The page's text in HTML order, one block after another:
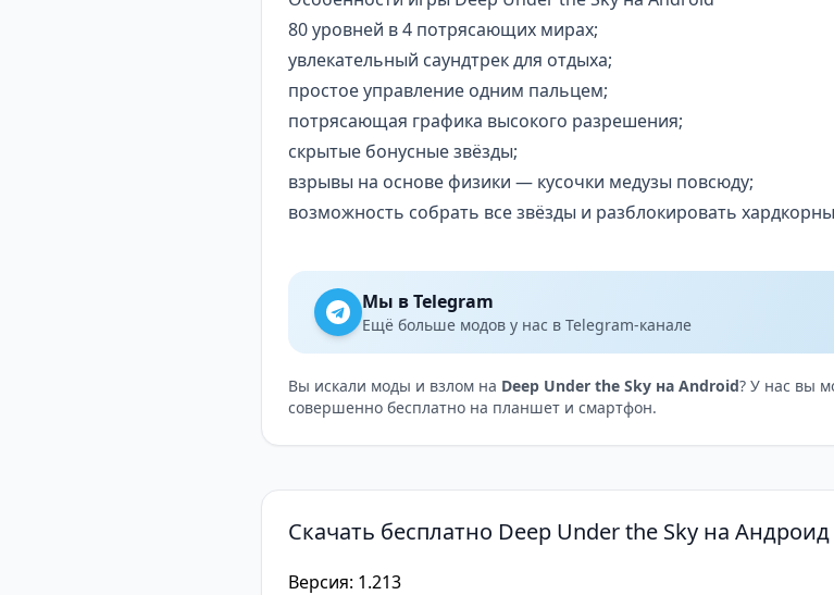
80 уровней в 4 потрясающих мирах;
увлекательный саундтрек для отдыха;
простое управление одним пальцем;
потрясающая графика высокого разрешения;
скрытые бонусные звёзды;
взрывы на основе физики — кусочки медузы повсюду;
возможность собрать все звёзды и разблокировать
Мы в Telegram
Ещё больше модов у нас в Telegram-канале
Вы искали моды и взлом на Deep Under the Sky на Android? У нас вы
совершенно бесплатно на планшет и смартфон.
Скачать бесплатно Deep Under the Sky на Андроид
Версия: 1.213